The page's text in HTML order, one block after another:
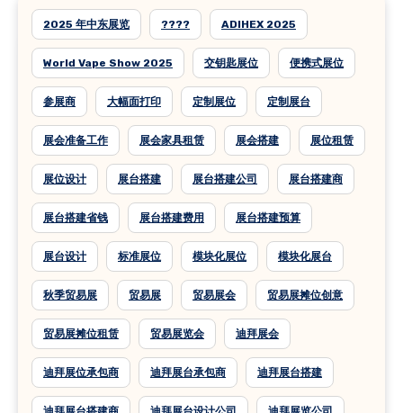
2025 年中东展览 ???? ADIHEX 2025
World Vape Show 2025 交钥匙展位 便携式展位
参展商 大幅面打印 定制展位 定制展台
展会准备工作 展会家具租赁 展会搭建 展位租赁
展位设计 展台搭建 展台搭建公司 展台搭建商
展台搭建省钱 展台搭建费用 展台搭建预算
展台设计 标准展位 模块化展位 模块化展台
秋季贸易展 贸易展 贸易展会 贸易展摊位创意
贸易展摊位租赁 贸易展览会 迪拜展会
迪拜展位承包商 迪拜展台承包商 迪拜展台搭建